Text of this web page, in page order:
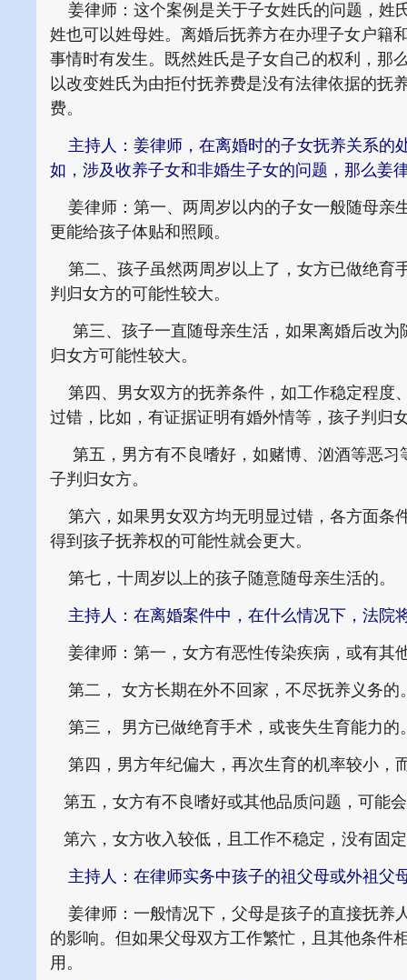
姜律师：这个案例是关于子女姓氏的问题，姓
姓也可以姓母姓。离婚后抚养方在办理子女户籍
事情时有发生。既然姓氏是子女自己的权利，
以改变姓氏为由拒付抚养费是没有法律依据的抚
费。
主持人：姜律师，在离婚时的子女抚养关系的
如，涉及收养子女和非婚生子女的问题，那么姜
姜律师：第一、两周岁以内的子女一般随母亲
更能给孩子体贴和照顾。
第二、孩子虽然两周岁以上了，女方已做绝育
判归女方的可能性较大。
第三、孩子一直随母亲生活，如果离婚后改为
归女方可能性较大。
第四、男女双方的抚养条件，如工作稳定程度
过错，比如，有证据证明有婚外情等，孩子判归
第五，男方有不良嗜好，如赌博、汹酒等恶习
子判归女方。
第六，如果男女双方均无明显过错，各方面条
得到孩子抚养权的可能性就会更大。
第七，十周岁以上的孩子随意随母亲生活的。
主持人：在离婚案件中，在什么情况下，法院
姜律师：第一，女方有恶性传染疾病，或有其
第二， 女方长期在外不回家，不尽抚养义务的
第三， 男方已做绝育手术，或丧失生育能力的
第四，男方年纪偏大，再次生育的机率较小，
第五，女方有不良嗜好或其他品质问题，可能
第六，女方收入较低，且工作不稳定，没有固
主持人：在律师实务中孩子的祖父母或外祖父
姜律师：一般情况下，父母是孩子的直接抚养
的影响。但如果父母双方工作繁忙，且其他条件
用。